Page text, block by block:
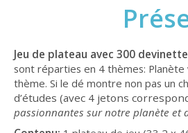
Jeu de plateau avec 300
sont réparties en 4 thèmes:
thème. Si le dé montre non pas un
d’études (avec 4 jetons
passionnantes sur notre planète et